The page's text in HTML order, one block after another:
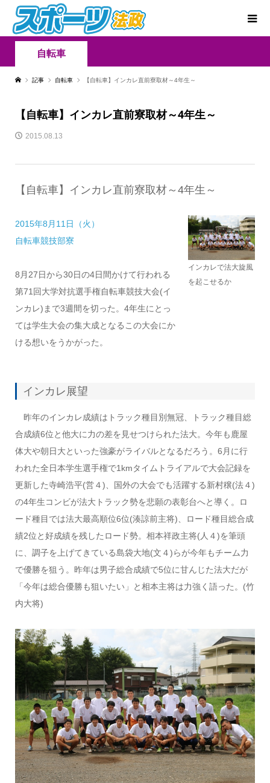
自転車
記事 自転車 【自転車】インカレ直前寮取材～4年生～
【自転車】インカレ直前寮取材～4年生～
2015.08.13
【自転車】インカレ直前寮取材～4年生～
2015年8月11日（火）
自転車競技部寮
8月27日から30日の4日間かけて行われる
第71回大学対抗選手権自転車競技大会(イ
ンカレ)まで3週間を切った。4年生にとっ
ては学生大会の集大成となるこの大会にか
ける想いをうかがった。
インカレで法大旋風
を起こせるか
インカレ展望
昨年のインカレ成績はトラック種目別無冠、トラック種目総
合成績6位と他大に力の差を見せつけられた法大。今年も鹿屋
体大や朝日大といった強豪がライバルとなるだろう。6月に行
われた全日本学生選手権で1kmタイムトライアルで大会記録を
更新した寺崎浩平(営４)、国外の大会でも活躍する新村穣(法４)
の4年生コンビが法大トラック勢を悲願の表彰台へと導く。ロ
ード種目では法大最高順位6位(湊諒前主将)、ロード種目総合成
績2位と好成績を残したロード勢。相本祥政主将(人４)を筆頭
に、調子を上げてきている島袋大地(文４)らが今年もチーム力
で優勝を狙う。昨年は男子総合成績で5位に甘んじた法大だが
「今年は総合優勝も狙いたい」と相本主将は力強く語った。(竹
内大将)